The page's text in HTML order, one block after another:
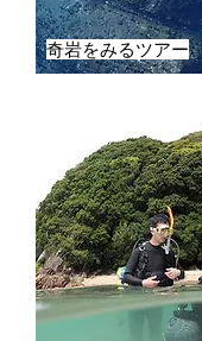
奇岩をみるツアー